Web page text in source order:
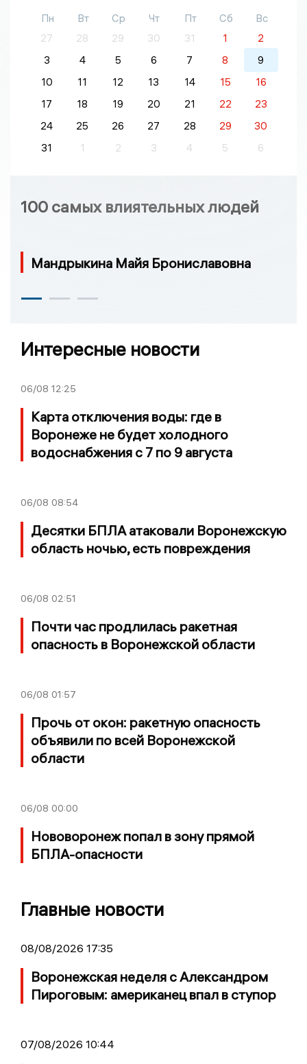
Пн Вт Ср Чт Пт Сб
Вс
27
28 29 30 31 1
2
3
4 5 6 7 8
9
10
11 12 13 14 15
16
17
18 19 20 21 22
23
24
25 26 27 28 29
30
31
1 2 3 4 5 6
100 самых влиятельных людей
Мандрыкина Майя Брониславовна
Интересные новости
06/08 12:25
Карта отключения воды: где в
Воронеже не будет холодного
водоснабжения с 7 по 9 августа
06/08 08:54
Десятки БПЛА атаковали Воронежскую
область ночью, есть повреждения
06/08 02:51
Почти час продлилась ракетная
опасность в Воронежской области
06/08 01:57
Прочь от окон: ракетную опасность
объявили по всей Воронежской
области
06/08 00:00
Нововоронеж попал в зону прямой
БПЛА-опасности
Главные новости
08/08/2026 17:35
Воронежская неделя с Александром
Пироговым: американец впал в ступор
07/08/2026 10:44